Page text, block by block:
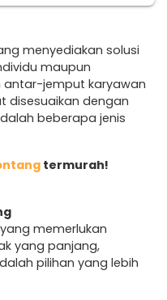
menyediakan solusi
maupun
antar-jemput karyawan
disesuaikan dengan
beberapa jenis
termurah!
memerlukan
yang panjang,
pilihan yang lebih